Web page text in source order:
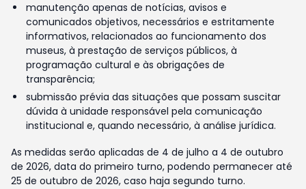
manutenção apenas de notícias, avisos e
comunicados objetivos, necessários e estritamente
informativos, relacionados ao funcionamento dos
museus, à prestação de serviços públicos, à
programação cultural e às obrigações de
transparência;
submissão prévia das situações que possam suscitar
dúvida à unidade responsável pela comunicação
institucional e, quando necessário, à análise jurídica.
As medidas serão aplicadas de 4 de julho a 4 de outubro
de 2026, data do primeiro turno, podendo permanecer até
25 de outubro de 2026, caso haja segundo turno.